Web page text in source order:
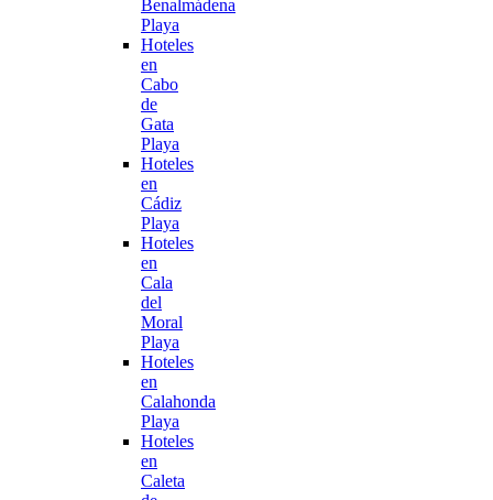
Benalmádena
Playa
Hoteles
en
Cabo
de
Gata
Playa
Hoteles
en
Cádiz
Playa
Hoteles
en
Cala
del
Moral
Playa
Hoteles
en
Calahonda
Playa
Hoteles
en
Caleta